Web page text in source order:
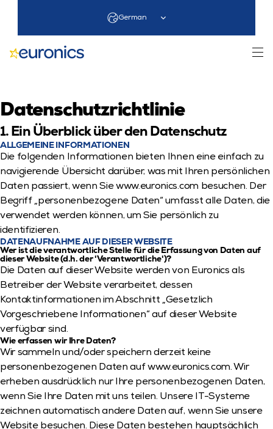
Select Language
German
Datenschutzrichtlinie
1. Ein Überblick über den Datenschutz
ALLGEMEINE INFORMATIONEN
Die folgenden Informationen bieten Ihnen eine einfach zu
navigierende Übersicht darüber, was mit Ihren persönlichen
Daten passiert, wenn Sie www.euronics.com besuchen. Der
Begriff „personenbezogene Daten“ umfasst alle Daten, die
verwendet werden können, um Sie persönlich zu
identifizieren.
DATENAUFNAHME AUF DIESER WEBSITE
Wer ist die verantwortliche Stelle für die Erfassung von Daten auf
dieser Website (d.h. der 'Verantwortliche')?
Die Daten auf dieser Website werden von Euronics als
Betreiber der Website verarbeitet, dessen
Kontaktinformationen im Abschnitt „Gesetzlich
Vorgeschriebene Informationen“ auf dieser Website
verfügbar sind.
Wie erfassen wir Ihre Daten?
Wir sammeln und/oder speichern derzeit keine
personenbezogenen Daten auf www.euronics.com. Wir
erheben ausdrücklich nur Ihre personenbezogenen Daten,
wenn Sie Ihre Daten mit uns teilen. Unsere IT-Systeme
zeichnen automatisch andere Daten auf, wenn Sie unsere
Website besuchen. Diese Daten bestehen hauptsächlich